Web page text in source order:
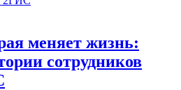
меняет жизнь:
сотрудников